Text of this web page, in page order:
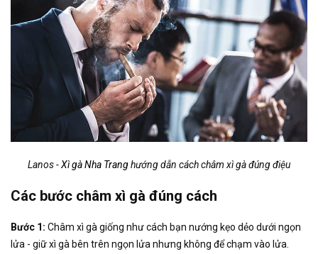
Lanos -Xì gà Nha Tranghướng dẫn cách châm xì gà đúng điệu
Các bước châm xì gà đúng cách
Bước 1: Châm xì gà giống như cách bạn nướng kẹo dẻo dưới ngọn
lửa - giữ xì gà bên trên ngọn lửa nhưng không để chạm vào lửa.